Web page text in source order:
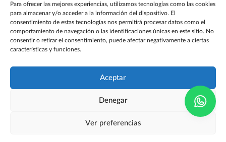
Para ofrecer las mejores experiencias, utilizamos tecnologías como las cookies
para almacenar y/o acceder a la información del dispositivo. El
consentimiento de estas tecnologías nos permitirá procesar datos como el
comportamiento de navegación o las identificaciones únicas en este sitio. No
consentir o retirar el consentimiento, puede afectar negativamente a ciertas
características y funciones.
Aceptar
Denegar
Ver preferencias
Contabilidad y finanzas
CRM
Outsourcing
Eventos
RECURSOS
Blog
EMPRESA
Política de privacidad y protección de datos